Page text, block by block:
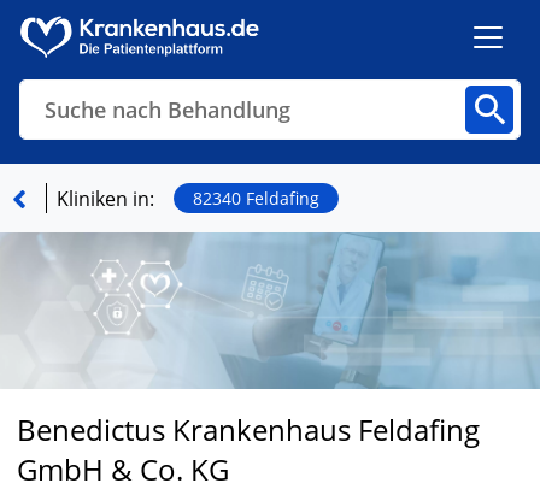
Suche nach Behandlung
Finden
Kliniken in: 82340 Feldafing
Benedictus Krankenhaus Feldafing
GmbH & Co. KG